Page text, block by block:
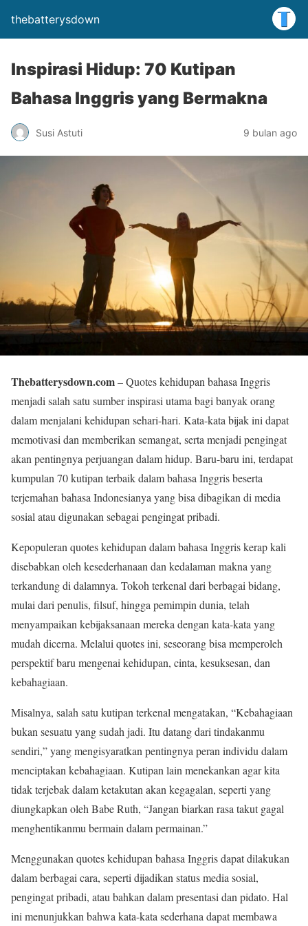
thebatterysdown
Inspirasi Hidup: 70 Kutipan
Bahasa Inggris yang Bermakna
Susi Astuti 9 bulan ago
Thebatterysdown.com– Quotes kehidupan bahasa Inggris
menjadi salah satu sumber inspirasi utama bagi banyak orang
dalam menjalani kehidupan sehari-hari. Kata-kata bijak ini dapat
memotivasi dan memberikan semangat, serta menjadi pengingat
akan pentingnya perjuangan dalam hidup. Baru-baru ini, terdapat
kumpulan 70 kutipan terbaik dalam bahasa Inggris beserta
terjemahan bahasa Indonesianya yang bisa dibagikan di media
sosial atau digunakan sebagai pengingat pribadi.
Kepopuleran quotes kehidupan dalam bahasa Inggris kerap kali
disebabkan oleh kesederhanaan dan kedalaman makna yang
terkandung di dalamnya. Tokoh terkenal dari berbagai bidang,
mulai dari penulis, filsuf, hingga pemimpin dunia, telah
menyampaikan kebijaksanaan mereka dengan kata-kata yang
mudah dicerna. Melalui quotes ini, seseorang bisa memperoleh
perspektif baru mengenai kehidupan, cinta, kesuksesan, dan
kebahagiaan.
Misalnya, salah satu kutipan terkenal mengatakan, “Kebahagiaan
bukan sesuatu yang sudah jadi. Itu datang dari tindakanmu
sendiri,” yang mengisyaratkan pentingnya peran individu dalam
menciptakan kebahagiaan. Kutipan lain menekankan agar kita
tidak terjebak dalam ketakutan akan kegagalan, seperti yang
diungkapkan oleh Babe Ruth, “Jangan biarkan rasa takut gagal
menghentikanmu bermain dalam permainan.”
Menggunakan quotes kehidupan bahasa Inggris dapat dilakukan
dalam berbagai cara, seperti dijadikan status media sosial,
pengingat pribadi, atau bahkan dalam presentasi dan pidato. Hal
ini menunjukkan bahwa kata-kata sederhana dapat membawa